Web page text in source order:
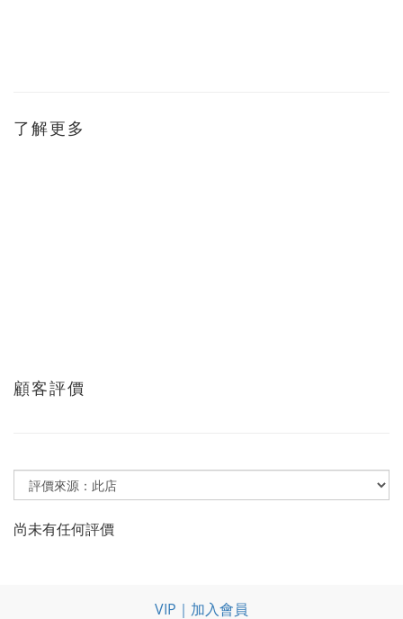
了解更多
顧客評價
尚未有任何評價
VIP｜加入會員